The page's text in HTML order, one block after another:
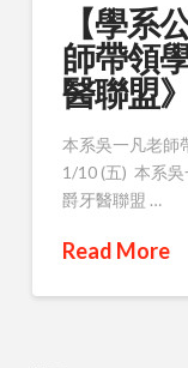
【學系
師帶領
醫聯盟
本系吳一凡老師
1/10 (五) 本系
爵牙醫聯盟 …
Read More